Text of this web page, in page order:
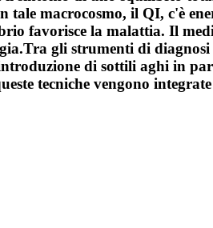
tale macrocosmo, il QI, c'è
favorisce la malattia. Il
gli strumenti di diagnosi
di sottili aghi in
tecniche vengono